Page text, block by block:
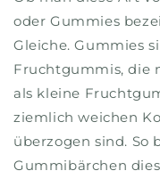
oder Gummies
Gleiche. Gummies
Fruchtgummis, die
als kleine
ziemlich weichen
überzogen sind. So
Gummibärchen